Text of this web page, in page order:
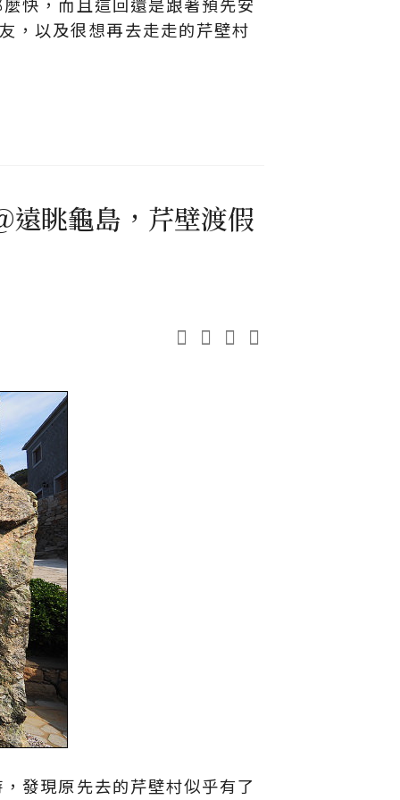
，以及很想再去走走的芹壁村
遠眺龜島，芹壁渡假
發現原先去的芹壁村似乎有了